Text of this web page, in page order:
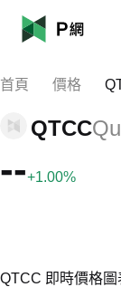
首頁 價格
QTCC
--+1.00%
QTCC 即時價格圖